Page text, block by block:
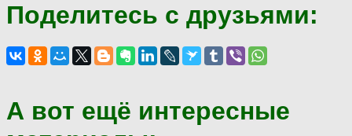
Поделитесь с друзьями:
А вот ещё интересные